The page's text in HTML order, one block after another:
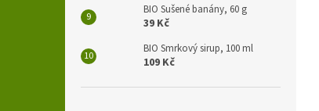
BIO Sušené banány, 60 g
39 Kč
BIO Smrkový sirup, 100 ml
109 Kč